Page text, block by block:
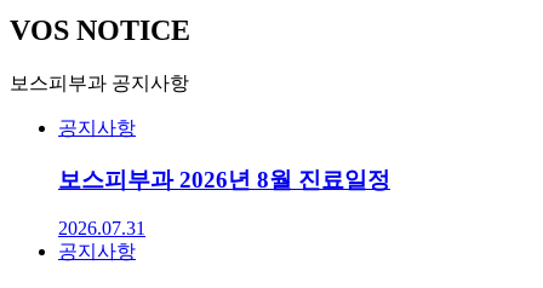
VOS NOTICE
보스피부과 공지사항
공지사항
보스피부과 2026년 8월 진료일정
2026.07.31
공지사항